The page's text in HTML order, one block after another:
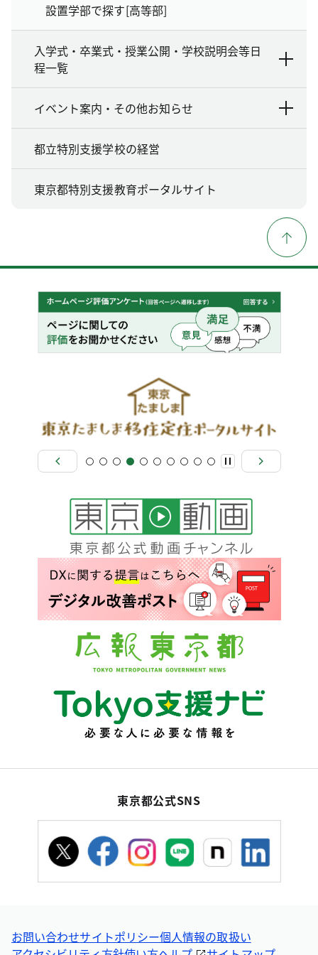
設置学部で探す[高等部]
入学式・卒業式・授業公開・学校説明会等日
程一覧
イベント案内・その他お知らせ
都立特別支援学校の経営
東京都特別支援教育ポータルサイト
東京都公式SNS
お問い合わせサイトポリシー個人情報の取扱い